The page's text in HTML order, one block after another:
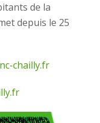
de la
depuis le 25
chailly.fr